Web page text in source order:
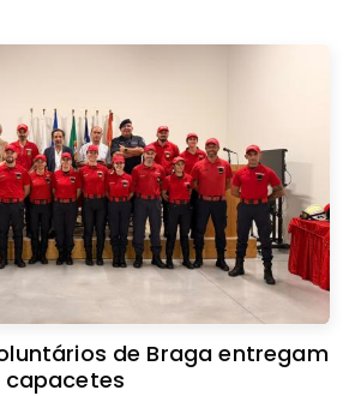
de Braga entregam
capacetes